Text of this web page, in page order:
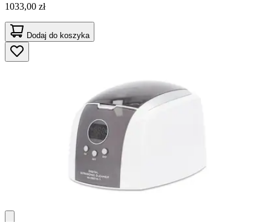
1033,00 zł
Dodaj do koszyka